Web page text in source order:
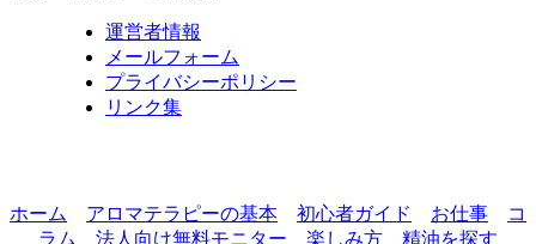
運営者情報
メールフォーム
プライバシーポリシー
リンク集
ホーム アロマテラピーの基本 初心者ガイド お仕事
コ
ラム
法人向け無料モニター 楽しみ方 精油を探す